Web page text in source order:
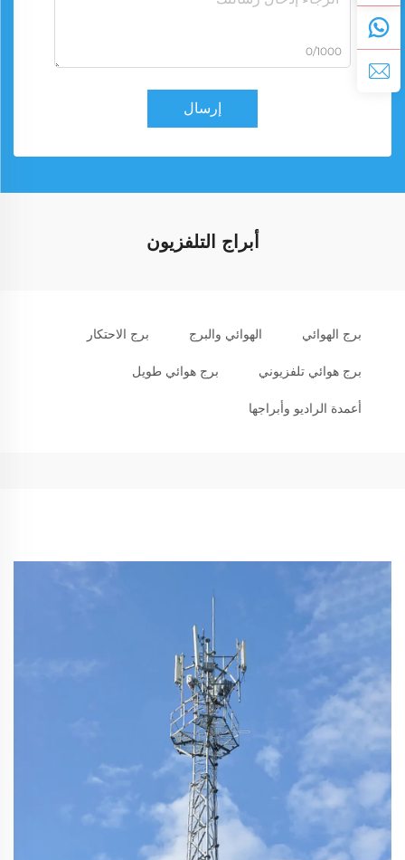
0/1000
إرسال
أبراج التلفزيون
برج الهوائي الهوائي والبرج برج الاحتكار
برج هوائي تلفزيوني برج هوائي طويل
أعمدة الراديو وأبراجها